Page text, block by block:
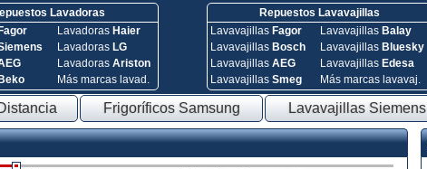
Lavadoras
Fagor
Beko
Lavadoras Haier
Lavadoras LG
Lavadoras Ariston
Más marcas lavad.
Repuestos Lavavajillas
Lavavajillas Fagor
Lavavajillas Bosch
Lavavajillas AEG
Lavavajillas Smeg
Lavavajillas Balay
Lavavajillas Bluesky
Lavavajillas Edesa
Más marcas lavavaj.
Frigoríficos Samsung Lavavajillas Siemens